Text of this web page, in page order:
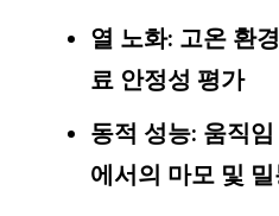
열 노화: 고온 환
료 안정성 평가
동적 성능: 움직
에서의 마모 및